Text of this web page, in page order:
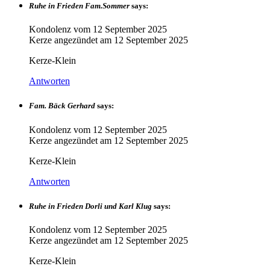
Ruhe in Frieden Fam.Sommer says:
Kondolenz vom 12 September 2025
Kerze angezündet am 12 September 2025
Kerze-Klein
Antworten
Fam. Bäck Gerhard says:
Kondolenz vom 12 September 2025
Kerze angezündet am 12 September 2025
Kerze-Klein
Antworten
Ruhe in Frieden Dorli und Karl Klug says:
Kondolenz vom 12 September 2025
Kerze angezündet am 12 September 2025
Kerze-Klein